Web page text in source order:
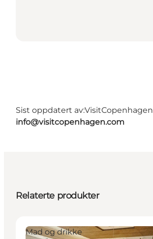
Sist oppdatert av:VisitCopenhagen
info@visitcopenhagen.com
Relaterte produkter
Mad og drikke